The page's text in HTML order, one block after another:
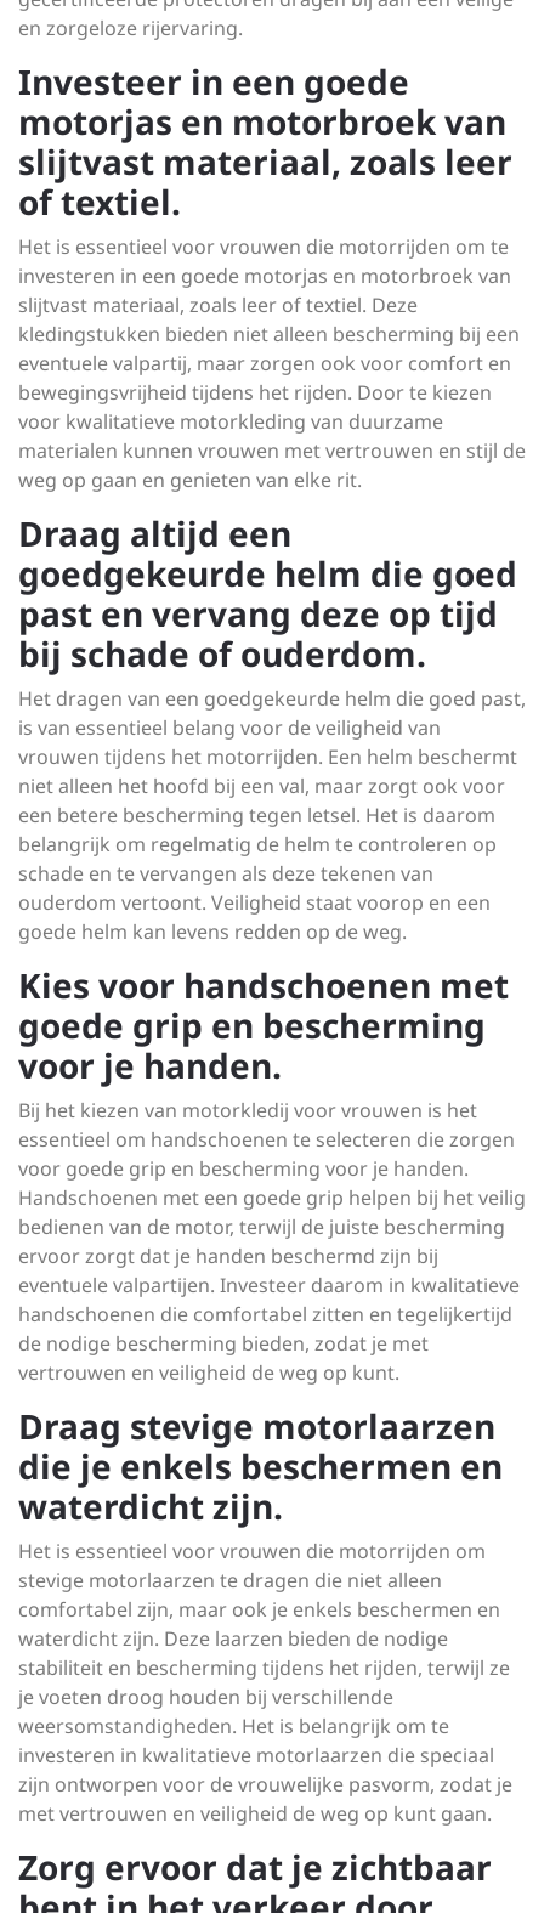
en zorgeloze rijervaring.
Investeer in een goede
motorjas en motorbroek van
slijtvast materiaal, zoals leer
of textiel.
Het is essentieel voor vrouwen die motorrijden om te
investeren in een goede motorjas en motorbroek van
slijtvast materiaal, zoals leer of textiel. Deze
kledingstukken bieden niet alleen bescherming bij een
eventuele valpartij, maar zorgen ook voor comfort en
bewegingsvrijheid tijdens het rijden. Door te kiezen
voor kwalitatieve motorkleding van duurzame
materialen kunnen vrouwen met vertrouwen en stijl de
weg op gaan en genieten van elke rit.
Draag altijd een
goedgekeurde helm die goed
past en vervang deze op tijd
bij schade of ouderdom.
Het dragen van een goedgekeurde helm die goed past,
is van essentieel belang voor de veiligheid van
vrouwen tijdens het motorrijden. Een helm beschermt
niet alleen het hoofd bij een val, maar zorgt ook voor
een betere bescherming tegen letsel. Het is daarom
belangrijk om regelmatig de helm te controleren op
schade en te vervangen als deze tekenen van
ouderdom vertoont. Veiligheid staat voorop en een
goede helm kan levens redden op de weg.
Kies voor handschoenen met
goede grip en bescherming
voor je handen.
Bij het kiezen van motorkledij voor vrouwen is het
essentieel om handschoenen te selecteren die zorgen
voor goede grip en bescherming voor je handen.
Handschoenen met een goede grip helpen bij het veilig
bedienen van de motor, terwijl de juiste bescherming
ervoor zorgt dat je handen beschermd zijn bij
eventuele valpartijen. Investeer daarom in kwalitatieve
handschoenen die comfortabel zitten en tegelijkertijd
de nodige bescherming bieden, zodat je met
vertrouwen en veiligheid de weg op kunt.
Draag stevige motorlaarzen
die je enkels beschermen en
waterdicht zijn.
Het is essentieel voor vrouwen die motorrijden om
stevige motorlaarzen te dragen die niet alleen
comfortabel zijn, maar ook je enkels beschermen en
waterdicht zijn. Deze laarzen bieden de nodige
stabiliteit en bescherming tijdens het rijden, terwijl ze
je voeten droog houden bij verschillende
weersomstandigheden. Het is belangrijk om te
investeren in kwalitatieve motorlaarzen die speciaal
zijn ontworpen voor de vrouwelijke pasvorm, zodat je
met vertrouwen en veiligheid de weg op kunt gaan.
Zorg ervoor dat je zichtbaar